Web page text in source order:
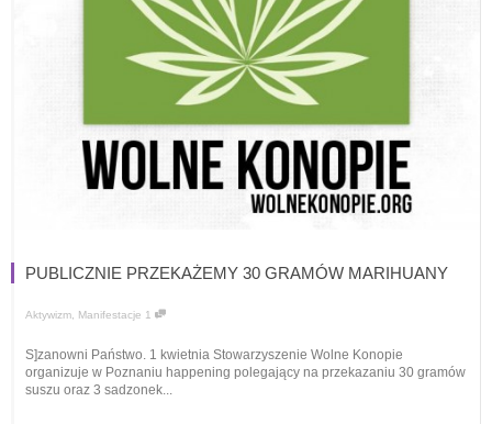
PUBLICZNIE PRZEKAŻEMY 30 GRAMÓW MARIHUANY
Aktywizm Manifestacje 1
S]zanowni Państwo. 1 kwietnia Stowarzyszenie Wolne Konopie
organizuje w Poznaniu happening polegający na przekazaniu 30 gramów
suszu oraz 3 sadzonek...